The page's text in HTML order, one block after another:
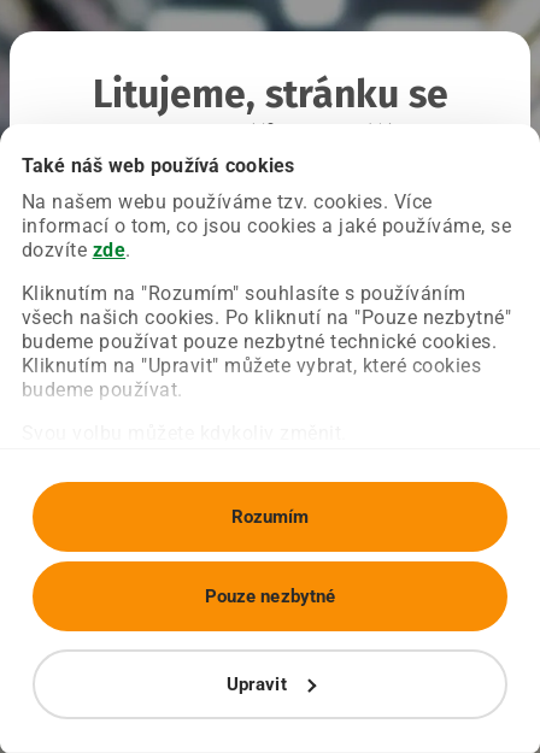
Také náš web používá cookies
Na našem webu používáme tzv. cookies. Více
informací o tom, co jsou cookies a jaké používáme, se
dozvíte zde.
Kliknutím na "Rozumím" souhlasíte s používáním
všech našich cookies. Po kliknutí na "Pouze nezbytné"
budeme používat pouze nezbytné technické cookies.
Kliknutím na "Upravit" můžete vybrat, které cookies
budeme používat.
Rozumím
Upravit
Pouze nezbytné
Litujeme, stránku se
Chyba nastala na naší straně a už ji opravujeme.
Zkuste prosím znovu načíst požadovanou stránku.
Obnovit stránku Úvodní strana